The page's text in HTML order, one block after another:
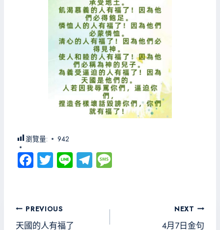
瀏覽量: 942
Fa
ce
o
ok
T
wi
er
Li
ne
Te
le
文
章
PREVIOUS
天國的人有福了
NEXT
4月7日金句